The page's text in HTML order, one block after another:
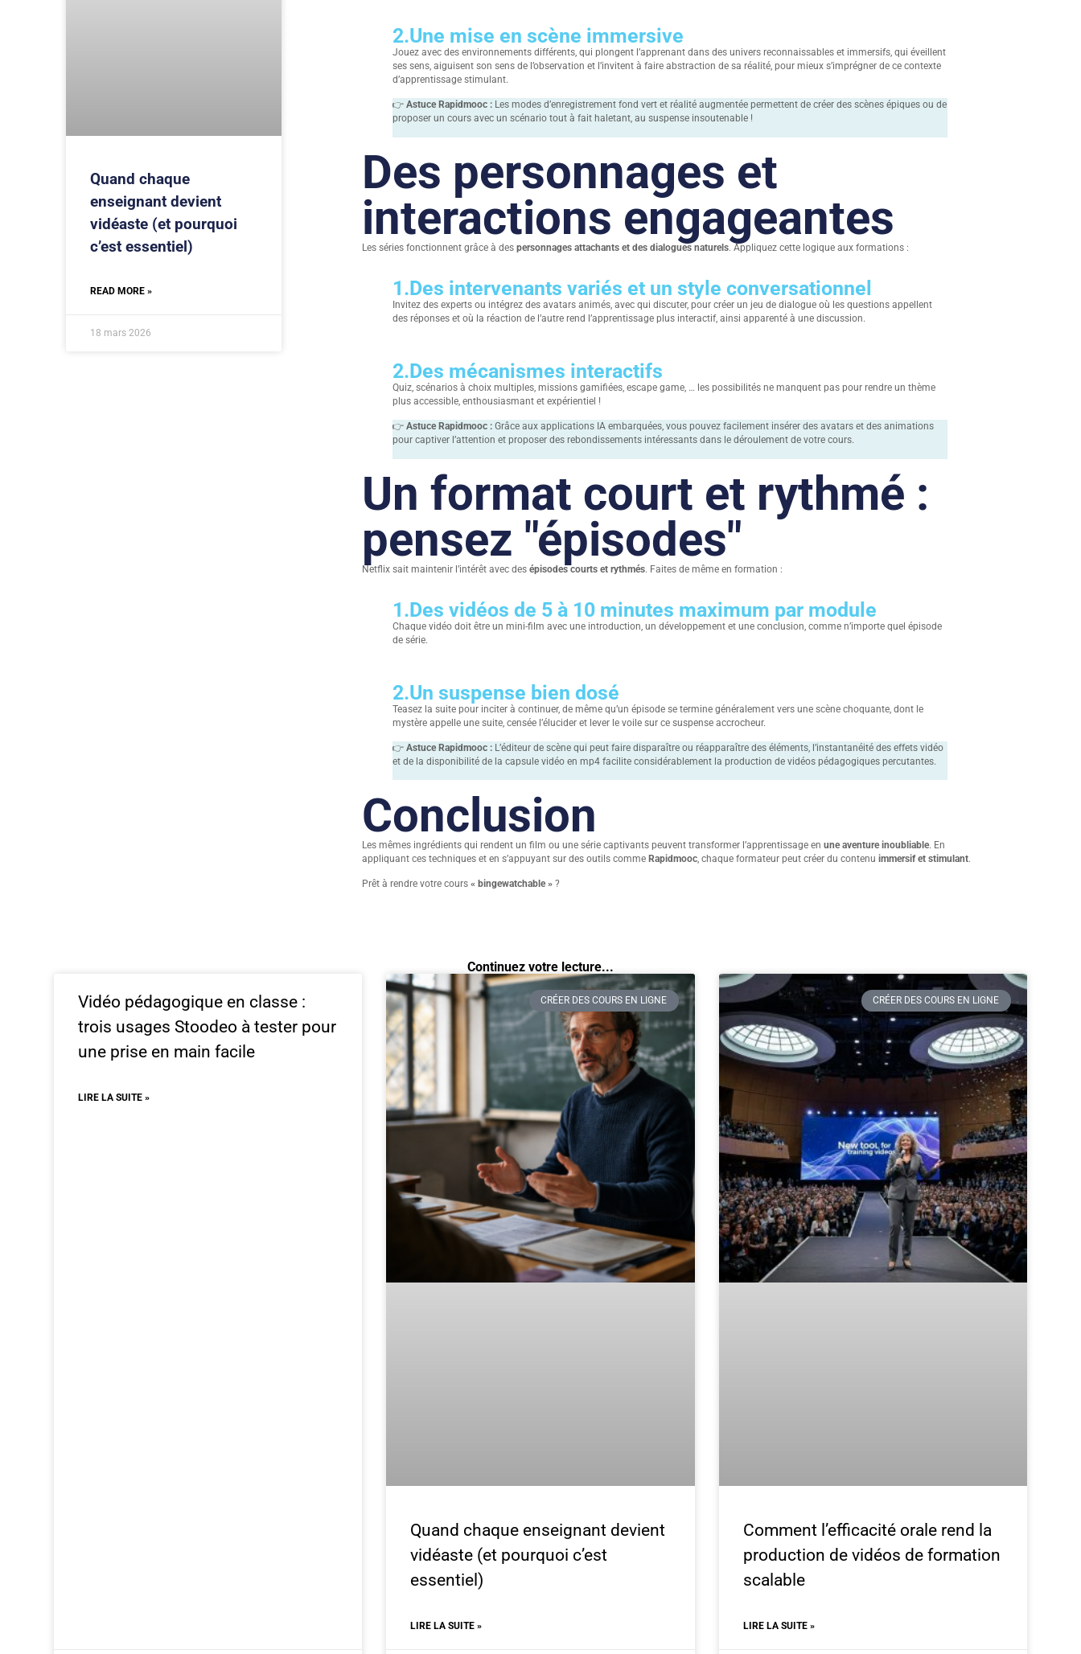
Quand chaque
enseignant devient
vidéaste (et pourquoi
c’est essentiel)
READ MORE »
18 mars 2026
2.Une mise en scène immersive
Jouez avec des environnements différents, qui plongent l’apprenant dans des univers reconnaissables et immersifs, qui éveillent
ses sens, aiguisent son sens de l’observation et l’invitent à faire abstraction de sa réalité, pour mieux s’imprégner de ce contexte
d’apprentissage stimulant.
👉 Astuce Rapidmooc : Les modes d’enregistrement fond vert et réalité augmentée permettent de créer des scènes épiques ou de
proposer un cours avec un scénario tout à fait haletant, au suspense insoutenable !
Des personnages et
interactions engageantes
Les séries fonctionnent grâce à des personnages attachants et des dialogues naturels. Appliquez cette logique aux formations :
1.Des intervenants variés et un style conversationnel
Invitez des experts ou intégrez des avatars animés, avec qui discuter, pour créer un jeu de dialogue où les questions appellent
des réponses et où la réaction de l’autre rend l’apprentissage plus interactif, ainsi apparenté à une discussion.
2.Des mécanismes interactifs
Quiz, scénarios à choix multiples, missions gamifiées, escape game, … les possibilités ne manquent pas pour rendre un thème
plus accessible, enthousiasmant et expérientiel !
👉 Astuce Rapidmooc : Grâce aux applications IA embarquées, vous pouvez facilement insérer des avatars et des animations
pour captiver l’attention et proposer des rebondissements intéressants dans le déroulement de votre cours.
Un format court et rythmé :
pensez "épisodes"
Netflix sait maintenir l’intérêt avec des épisodes courts et rythmés. Faites de même en formation :
1.Des vidéos de 5 à 10 minutes maximum par module
Chaque vidéo doit être un mini-film avec une introduction, un développement et une conclusion, comme n’importe quel épisode
de série.
2.Un suspense bien dosé
Teasez la suite pour inciter à continuer, de même qu’un épisode se termine généralement vers une scène choquante, dont le
mystère appelle une suite, censée l’élucider et lever le voile sur ce suspense accrocheur.
👉 Astuce Rapidmooc : L’éditeur de scène qui peut faire disparaître ou réapparaître des éléments, l’instantanéité des effets vidéo
et de la disponibilité de la capsule vidéo en mp4 facilite considérablement la production de vidéos pédagogiques percutantes.
Conclusion
Les mêmes ingrédients qui rendent un film ou une série captivants peuvent transformer l’apprentissage en une aventure inoubliable. En
appliquant ces techniques et en s’appuyant sur des outils comme Rapidmooc, chaque formateur peut créer du contenu immersif et stimulant.
Prêt à rendre votre cours « bingewatchable »?
Continuez votre lecture...
Vidéo pédagogique en classe :
trois usages Stoodeo à tester pour
une prise en main facile
LIRE LA SUITE »
CRÉER DES COURS EN LIGNE
Quand chaque enseignant devient
vidéaste (et pourquoi c’est
essentiel)
LIRE LA SUITE »
CRÉER DES COURS EN LIGNE
Comment l’efficacité orale rend la
production de vidéos de formation
scalable
LIRE LA SUITE »